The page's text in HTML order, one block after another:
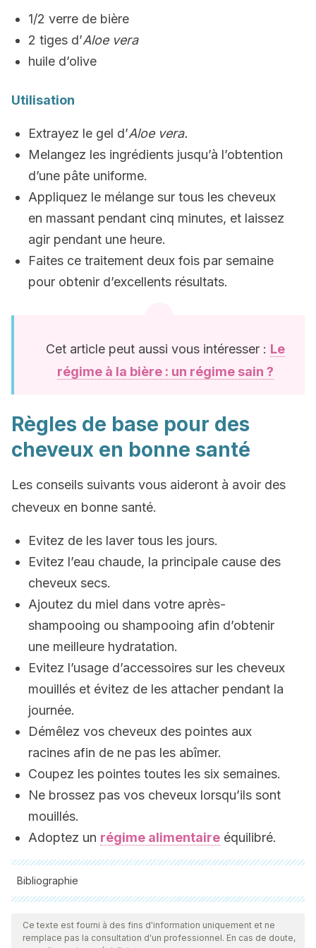
1/2 verre de bière
2 tiges d’Aloe vera
huile d’olive
Utilisation
Extrayez le gel d’Aloe vera.
Melangez les ingrédients jusqu’à l’obtention
d’une pâte uniforme.
Appliquez le mélange sur tous les cheveux
en massant pendant cinq minutes, et laissez
agir pendant une heure.
Faites ce traitement deux fois par semaine
pour obtenir d’excellents résultats.
Cet article peut aussi vous intéresser : Le
régime à la bière : un régime sain ?
Règles de base pour des
cheveux en bonne santé
Les conseils suivants vous aideront à avoir des
cheveux en bonne santé.
Evitez de les laver tous les jours.
Evitez l’eau chaude, la principale cause des
cheveux secs.
Ajoutez du miel dans votre après-
shampooing ou shampooing afin d’obtenir
une meilleure hydratation.
Evitez l’usage d’accessoires sur les cheveux
mouillés et évitez de les attacher pendant la
journée.
Démêlez vos cheveux des pointes aux
racines afin de ne pas les abîmer.
Coupez les pointes toutes les six semaines.
Ne brossez pas vos cheveux lorsqu’ils sont
mouillés.
Adoptez un régime alimentaire équilibré.
Bibliographie
Toutes les sources citées ont été examinées en profondeur
par notre équipe pour garantir leur qualité, leur fiabilité, leur
actualité et leur validité. La bibliographie de cet article a été
Ce texte est fourni à des fins d'information uniquement et ne
remplace pas la consultation d'un professionnel. En cas de doute,